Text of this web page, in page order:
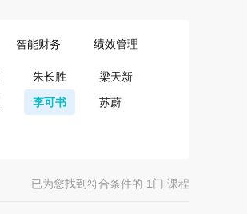
智能财务 绩效管理
朱长胜
梁天新
李可书
苏蔚
已为您找到符合条件的 1门 课程